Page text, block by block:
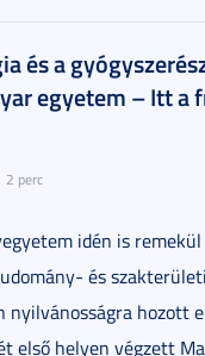
és a
egyetem – Itt a
2 perc
idén is remekül
és
nyilvánosságra hozott
első helyen végzett